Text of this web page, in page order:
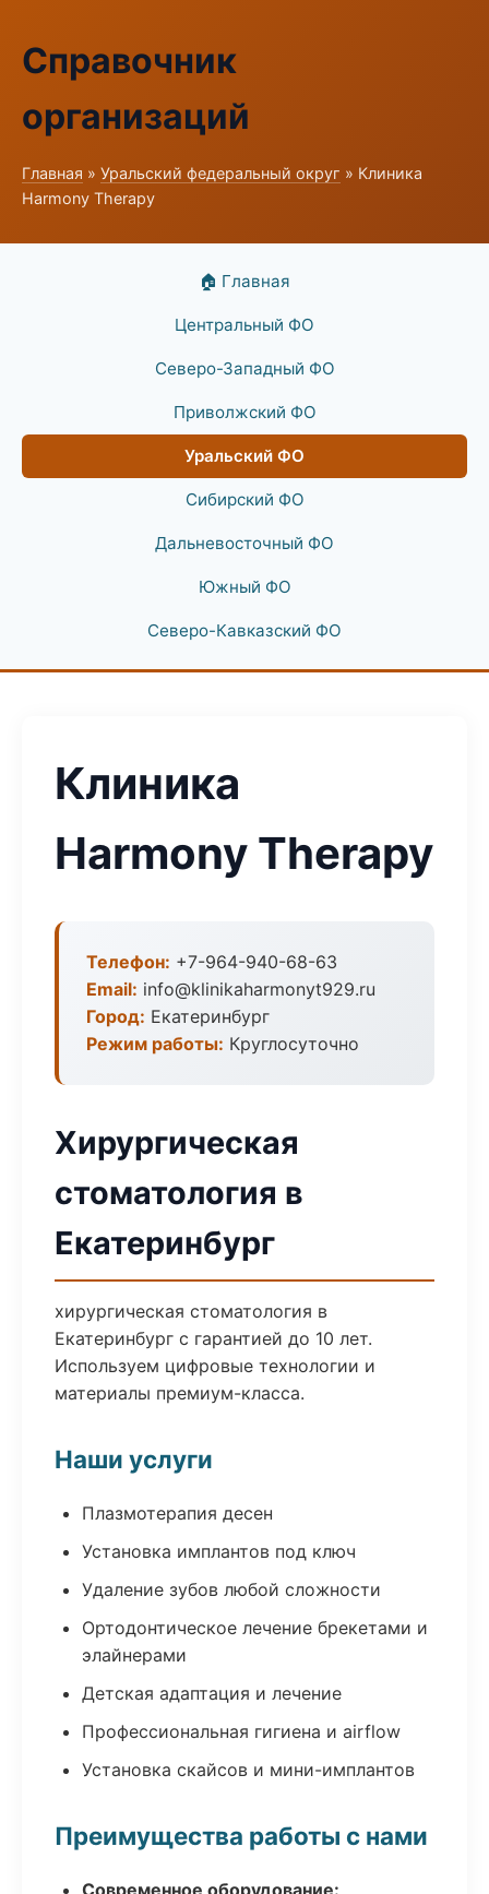
Справочник
организаций
Главная » Уральский федеральный округ » Клиника
Harmony Therapy
🏠 Главная
Центральный ФО
Северо-Западный ФО
Приволжский ФО
Уральский ФО
Сибирский ФО
Дальневосточный ФО
Южный ФО
Северо-Кавказский ФО
Клиника
Harmony Therapy
Телефон: +7-964-940-68-63
Email: info@klinikaharmonyt929.ru
Город: Екатеринбург
Режим работы: Круглосуточно
Хирургическая
стоматология в
Екатеринбург
хирургическая стоматология в
Екатеринбург с гарантией до 10 лет.
Используем цифровые технологии и
материалы премиум-класса.
Наши услуги
Плазмотерапия десен
Установка имплантов под ключ
Удаление зубов любой сложности
Ортодонтическое лечение брекетами и
элайнерами
Детская адаптация и лечение
Профессиональная гигиена и airflow
Установка скайсов и мини-имплантов
Преимущества работы с нами
Современное оборудование: